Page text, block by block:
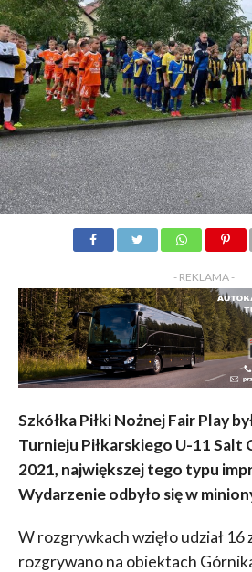
- REKLAMA -
Szkółka Piłki Nożnej Fair Play
Turnieju Piłkarskiego U-11 Salt
2021, największej tego typu
Wydarzenie odbyło się w
W rozgrywkach wzięło udział 16
rozgrywano na obiektach